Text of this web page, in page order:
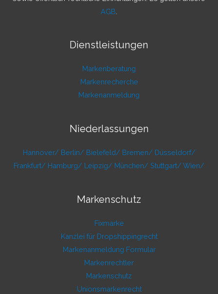
AGB
Dienstleistungen
Markenberatung
Markenrecherche
Markenanmeldung
Niederlassungen
Hannover/ Berlin/ Bielefeld/ Bremen/ Düsseldorf/
Frankfurt/ Hamburg/ Leipzig/ München/ Stuttgart/ Wien/
Markenschutz
Fixmarke
Kanzlei für Dropshippingrecht
Markenanmeldung Formular
Markenrechtler
Markenschutz
Unionsmarkenrecht